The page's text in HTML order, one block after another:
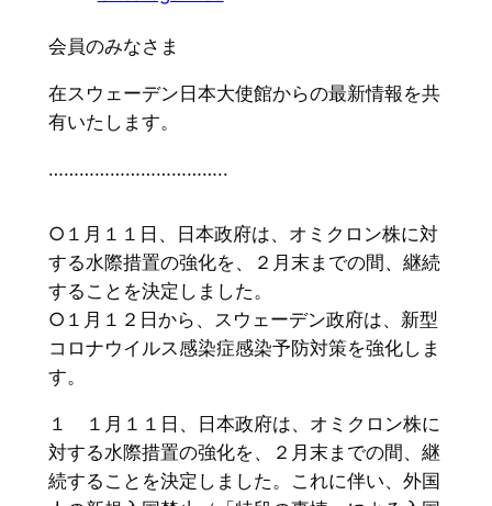
会員のみなさま
在スウェーデン日本大使館からの最新情報を共
有いたします。
……………………………..
○１月１１日、日本政府は、オミクロン株に対
する水際措置の強化を、２月末までの間、継続
することを決定しました。
○１月１２日から、スウェーデン政府は、新型
コロナウイルス感染症感染予防対策を強化しま
す。
１ １月１１日、日本政府は、オミクロン株に
対する水際措置の強化を、２月末までの間、継
続することを決定しました。これに伴い、外国